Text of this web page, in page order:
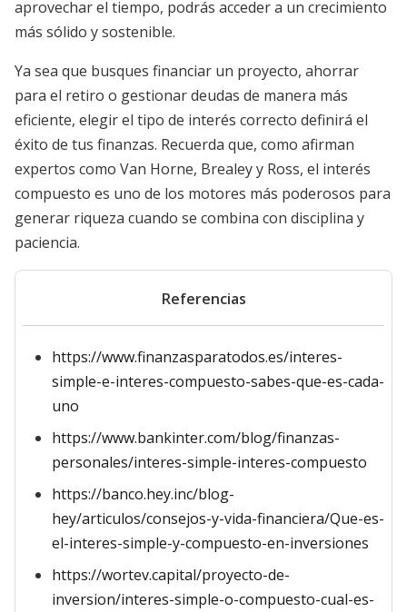
aprovechar el tiempo, podrás acceder a un crecimiento
más sólido y sostenible.
Ya sea que busques financiar un proyecto, ahorrar
para el retiro o gestionar deudas de manera más
eficiente, elegir el tipo de interés correcto definirá el
éxito de tus finanzas. Recuerda que, como afirman
expertos como Van Horne, Brealey y Ross, el interés
compuesto es uno de los motores más poderosos para
generar riqueza cuando se combina con disciplina y
paciencia.
Referencias
https://www.finanzasparatodos.es/interes-
simple-e-interes-compuesto-sabes-que-es-cada-
uno
https://www.bankinter.com/blog/finanzas-
personales/interes-simple-interes-compuesto
https://banco.hey.inc/blog-
hey/articulos/consejos-y-vida-financiera/Que-es-
el-interes-simple-y-compuesto-en-inversiones
https://wortev.capital/proyecto-de-
inversion/interes-simple-o-compuesto-cual-es-